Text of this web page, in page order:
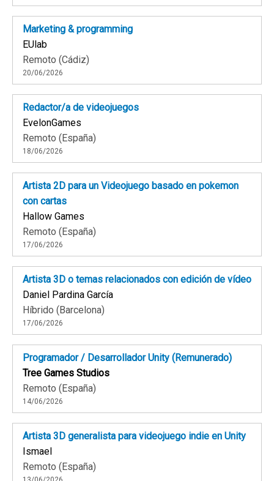
Marketing & programming
EUlab
Remoto (Cádiz)
20/06/2026
Redactor/a de videojuegos
EvelonGames
Remoto (España)
18/06/2026
Artista 2D para un Videojuego basado en pokemon
con cartas
Hallow Games
Remoto (España)
17/06/2026
Artista 3D o temas relacionados con edición de vídeo
Daniel Pardina García
Híbrido (Barcelona)
17/06/2026
Programador / Desarrollador Unity (Remunerado)
Tree Games Studios
Remoto (España)
14/06/2026
Artista 3D generalista para videojuego indie en Unity
Ismael
Remoto (España)